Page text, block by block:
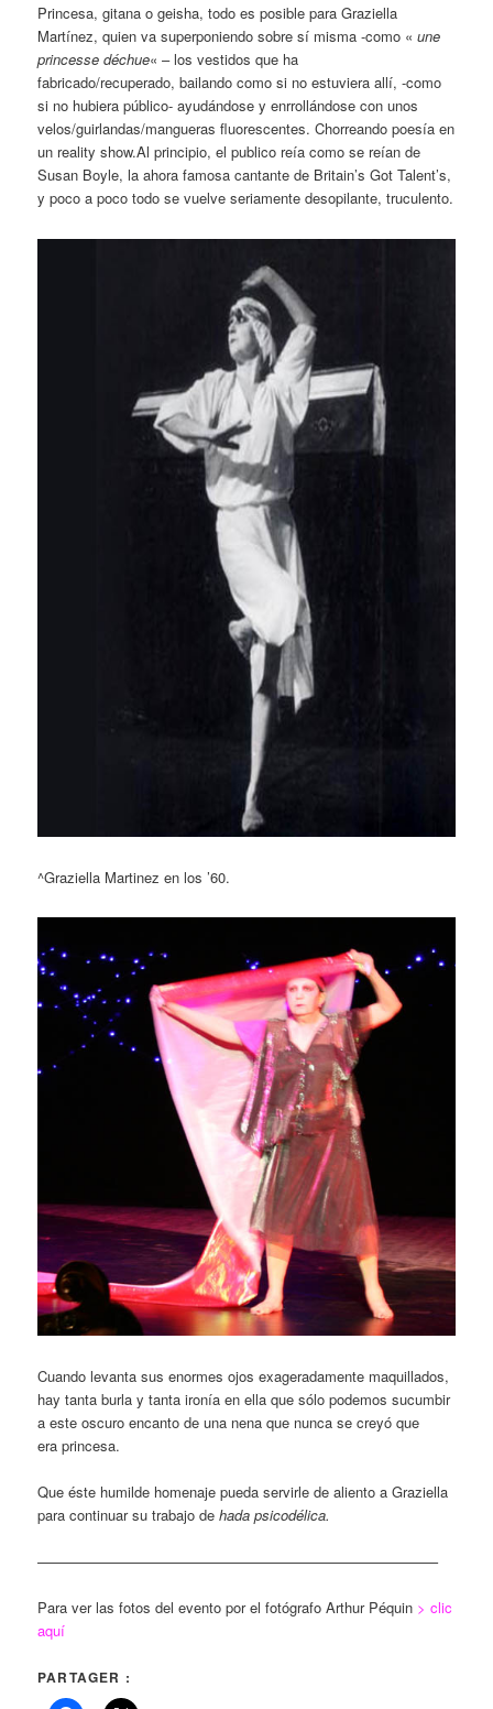
Princesa, gitana o geisha, todo es posible para Graziella
Martínez, quien va superponiendo sobre sí misma -como «une
princesse déchue« – los vestidos que ha
fabricado/recuperado, bailando como si no estuviera allí, -como
si no hubiera público- ayudándose y enrrollándose con unos
velos/guirlandas/mangueras fluorescentes. Chorreando poesía en
un reality show.Al principio, el publico reía como se reían de
Susan Boyle, la ahora famosa cantante de Britain’s Got Talent’s,
y poco a poco todo se vuelve seriamente desopilante, truculento.
^Graziella Martinez en los ’60.
Cuando levanta sus enormes ojos exageradamente maquillados,
hay tanta burla y tanta ironía en ella que sólo podemos sucumbir
a este oscuro encanto de una nena que nunca se creyó que
era princesa.
Que éste humilde homenaje pueda servirle de aliento a Graziella
para continuar su trabajo dehada psicodélica.
————————————————————————————
Para ver las fotos del evento por el fotógrafo Arthur Péquin > clic
aquí
PARTAGER :